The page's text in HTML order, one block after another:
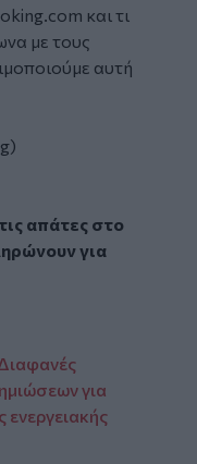
και τι
με τους
αυτή
απάτες στο
για
για
ενεργειακής